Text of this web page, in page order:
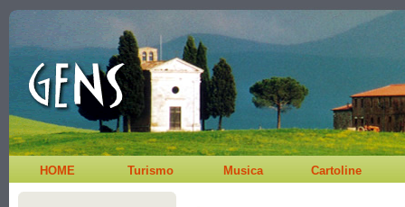
HOME Turismo Musica Cartoline